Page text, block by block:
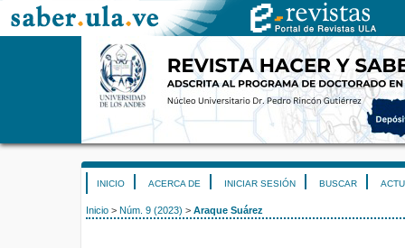
INICIO ACERCA DE INICIAR SESIÓN BUSCAR
Inicio > Núm. 9 (2023) > Araque Suárez